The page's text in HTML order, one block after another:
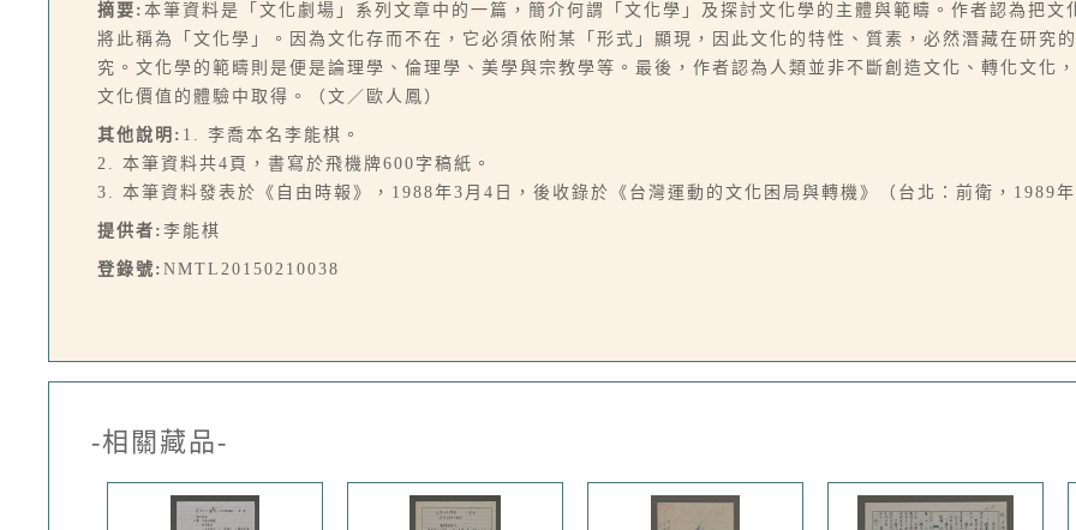
摘要: 本筆資料是「文化劇場」系列文章中的一篇，簡介何謂「文化學」及探討文化學的主體與範疇。作者認為把
將此稱為「文化學」。因為文化存而不在，它必須依附某「形式」顯現，因此文化的特性、質素，必然潛藏在研究
究。文化學的範疇則是便是論理學、倫理學、美學與宗教學等。最後，作者認為人類並非不斷創造文化、轉化文化
文化價值的體驗中取得。（文／歐人鳳）
其他說明: 1. 李喬本名李能棋。
2. 本筆資料共4頁，書寫於飛機牌600字稿紙。
3. 本筆資料發表於《自由時報》，1988年3月4日，後收錄於《台灣運動的文化困局與轉機》（台北：前衛，1989
提供者: 李能棋
登錄號: NMTL20150210038
-相關藏品-